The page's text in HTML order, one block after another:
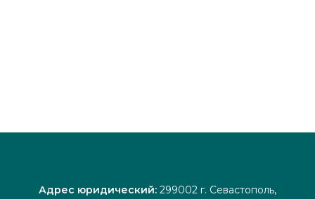
Адрес юридический: 299002 г. Севастополь,